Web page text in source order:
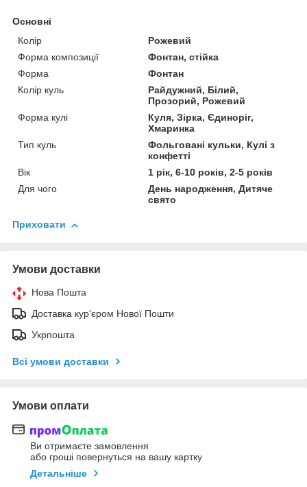
Основні
Колір
Рожевий
Форма композиції
Фонтан, стійка
Форма
Фонтан
Колір куль
Райдужний, Білий,
Прозорий, Рожевий
Форма кулі
Куля, Зірка, Єдиноріг,
Хмаринка
Тип куль
Фольговані кульки, Кулі з
конфетті
Вік
1 рік, 6-10 років, 2-5 років
Для чого
День народження, Дитяче
свято
Приховати
Умови доставки
Нова Пошта
Доставка кур'єром Нової Пошти
Укрпошта
Всі умови доставки
Умови оплати
Ви отримаєте замовлення
або гроші повернуться на вашу картку
Детальніше